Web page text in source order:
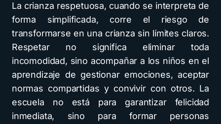
La crianza respetuosa, cuando se interpreta de
forma simplificada, corre el riesgo de
transformarse en una crianza sin límites claros.
Respetar no significa eliminar toda
incomodidad, sino acompañar a los niños en el
aprendizaje de gestionar emociones, aceptar
normas compartidas y convivir con otros. La
escuela no está para garantizar felicidad
inmediata, sino para formar personas